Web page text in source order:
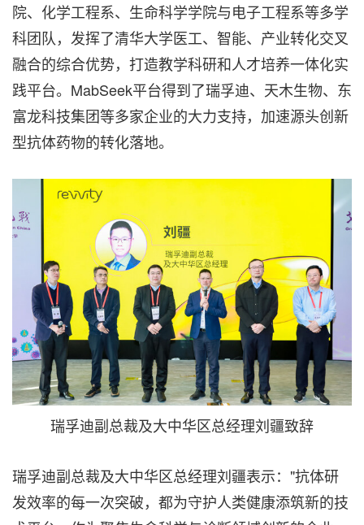
院、化学工程系、生命科学学院与电子工程系等多学
科团队，发挥了清华大学医工、智能、产业转化交叉
融合的综合优势，打造教学科研和人才培养一体化实
践平台。MabSeek平台得到了瑞孚迪、天木生物、东
富龙科技集团等多家企业的大力支持，加速源头创新
型抗体药物的转化落地。
瑞孚迪副总裁及大中华区总经理刘疆致辞
瑞孚迪副总裁及大中华区总经理刘疆表示："抗体研
发效率的每一次突破，都为守护人类健康添筑新的技